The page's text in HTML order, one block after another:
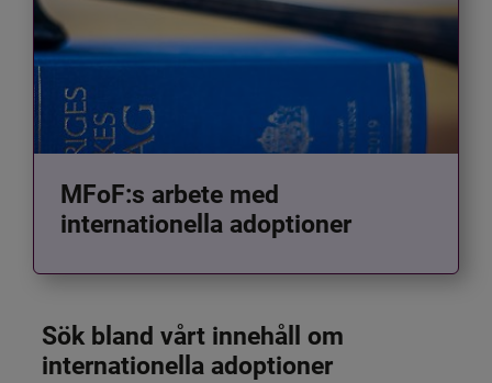
MFoF:s arbete med
internationella adoptioner
Sök bland vårt innehåll om
internationella adoptioner